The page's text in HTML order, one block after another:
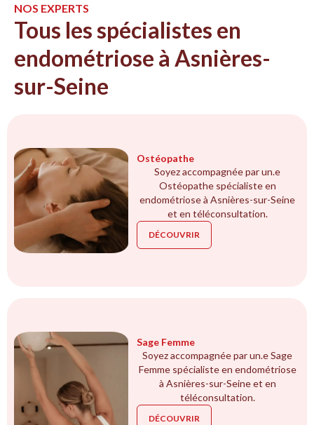
NOS EXPERTS
Tous les spécialistes en
endométriose à Asnières-
sur-Seine
Ostéopathe
Soyez accompagnée par un.e
Ostéopathe spécialiste en
endométriose à Asnières-sur-Seine
et en téléconsultation.
DÉCOUVRIR
Sage Femme
Soyez accompagnée par un.e Sage
Femme spécialiste en endométriose
à Asnières-sur-Seine et en
téléconsultation.
DÉCOUVRIR